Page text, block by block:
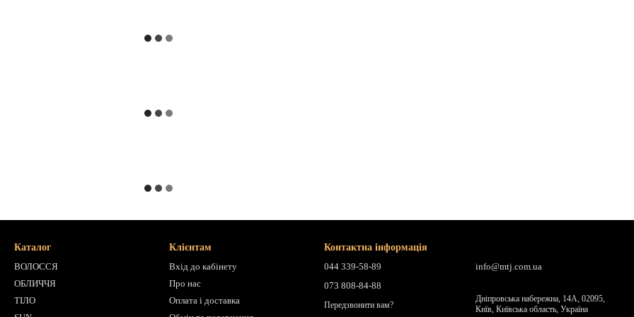
Каталог
ВОЛОССЯ
ОБЛИЧЧЯ
ТІЛО
Клієнтам
Вхід до кабінету
Про нас
Оплата і доставка
Контактна інформація
044 339-58-89
073 808-84-88
Передзвонити вам?
info@mtj.com.ua
Дніпровська набережна, 14А, 02095,
Київ, Київська область, Україна